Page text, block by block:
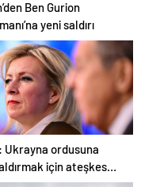
Ben Gurion
yeni saldırı
Ukrayna ordusuna
için ateşkes